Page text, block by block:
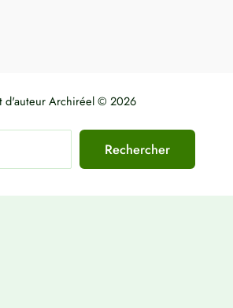
d'auteur Archiréel © 2026
Rechercher